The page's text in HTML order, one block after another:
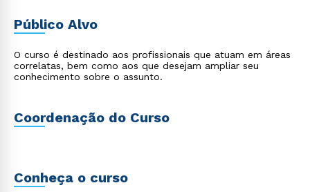
Público Alvo
O curso é destinado aos profissionais que atuam em áreas
correlatas, bem como aos que desejam ampliar seu
conhecimento sobre o assunto.
Coordenação do Curso
Conheça o curso